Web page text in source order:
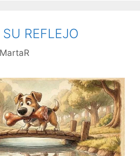
REFLEJO
MartaR